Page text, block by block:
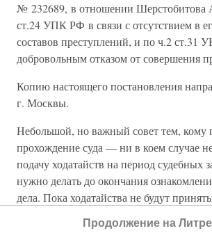
№ 232689, в отношении Шерстобитова
ст.24 УПК РФ в связи с отсутствием в
составов преступлений, и по ч.2 ст.31
добровольным отказом от совершения
Копию настоящего постановления
г. Москвы.
Небольшой, но важный совет тем, кому
прохождение суда — ни в коем случае
подачу ходатайств на период судебных
нужно делать до окончания
дела. Пока ходатайства не будут
бразды правления относительно вашей
Продолжение на